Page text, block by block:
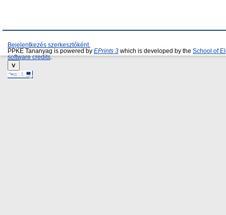
Bejelentkezés szerkesztőként.
PPKE Tananyag is powered by EPrints 3 which is developed by the School of
software credits.
˅